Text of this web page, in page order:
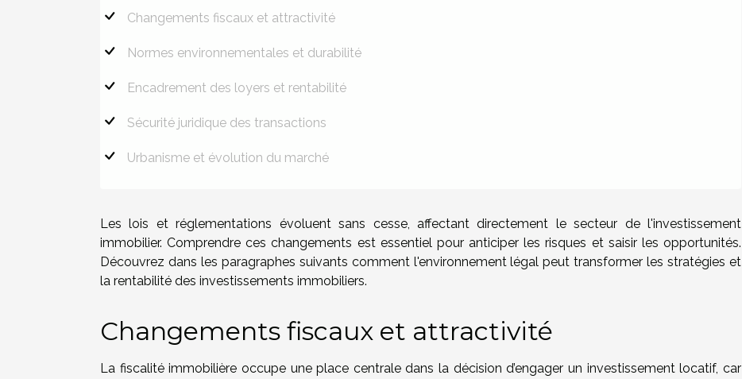
Changements fiscaux et attractivité
Normes environnementales et durabilité
Encadrement des loyers et rentabilité
Sécurité juridique des transactions
Urbanisme et évolution du marché
Les lois et réglementations évoluent sans cesse, affectant directement le secteur de l'investissement
immobilier. Comprendre ces changements est essentiel pour anticiper les risques et saisir les opportunités.
Découvrez dans les paragraphes suivants comment l'environnement légal peut transformer les stratégies et
la rentabilité des investissements immobiliers.
Changements fiscaux et attractivité
La fiscalité immobilière occupe une place centrale dans la décision d’engager un investissement locatif, car